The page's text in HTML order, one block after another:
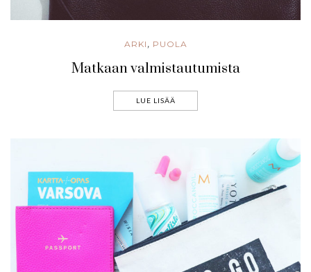
ARKI , PUOLA
Matkaan valmistautumista
LUE LISÄÄ